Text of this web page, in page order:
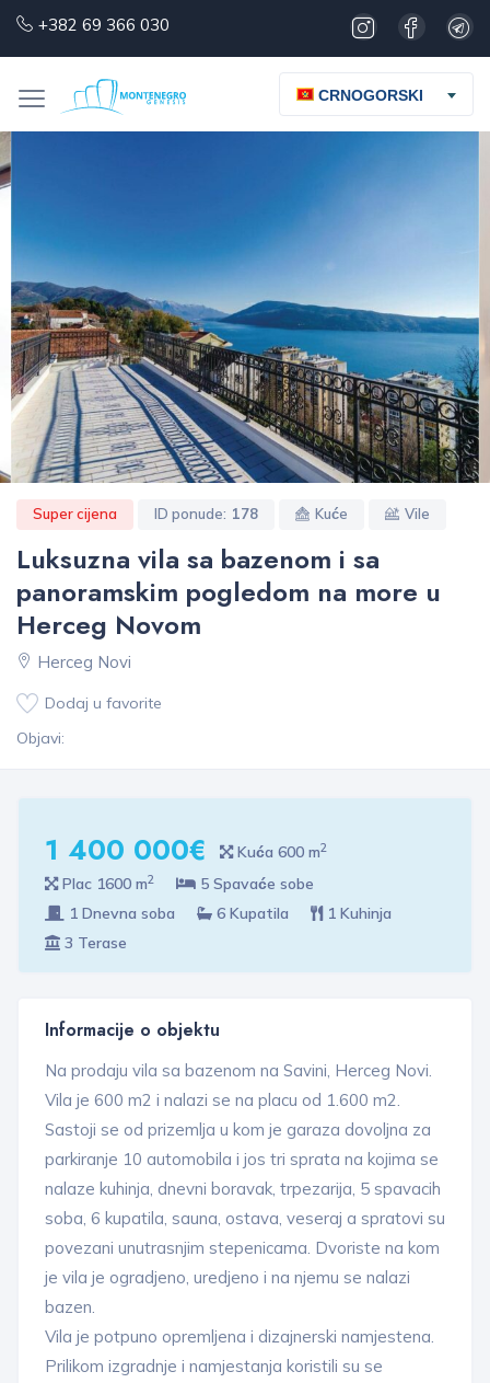
+382 69 366 030
CRNOGORSKI
Super cijena ID ponude: 178 Kuće Vile
Luksuzna vila sa bazenom i sa
panoramskim pogledom na more u
Herceg Novom
Herceg Novi
Dodaj u favorite
Objavi:
1 400 000€ Kuća 600 m2
Plac 1600 m2
5 Spavaće sobe
1 Dnevna soba
6 Kupatila
1 Kuhinja
3 Terase
Informacije o objektu
Na prodaju vila sa bazenom na Savini, Herceg Novi.
Vila je 600 m2 i nalazi se na placu od 1.600 m2.
Sastoji se od prizemlja u kom je garaza dovoljna za
parkiranje 10 automobila i jos tri sprata na kojima se
nalaze kuhinja, dnevni boravak, trpezarija, 5 spavacih
soba, 6 kupatila, sauna, ostava, veseraj a spratovi su
povezani unutrasnjim stepenicama. Dvoriste na kom
je vila je ogradjeno, uredjeno i na njemu se nalazi
bazen.
Vila je potpuno opremljena i dizajnerski namjestena.
Prilikom izgradnje i namjestanja koristili su se